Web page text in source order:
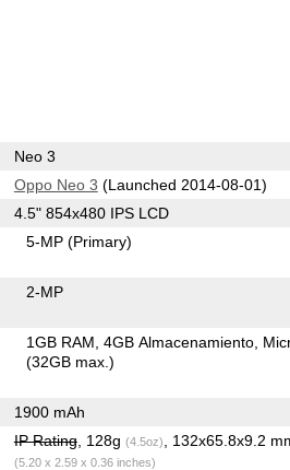
Neo 3
Oppo Neo 3 (Launched 2014-08-01)
4.5" 854x480 IPS LCD
5-MP(Primary)
2-MP
1GB RAM 4GB Almacenamiento
(32GB max.)
1900 mAh
IP Rating, 128g (4.5oz) , 132x65.8x9.2
(5.20 x 2.59 x 0.36 inches)